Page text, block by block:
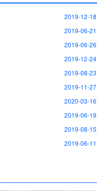
2019-12-18
2019-06-21
2019-06-26
2019-12-24
2019-08-23
2019-11-27
2020-03-16
2019-06-19
2019-08-15
2019-06-11